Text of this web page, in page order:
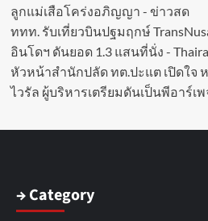
ลูกแม่เสือโคร่งอภิญญา - ข่าวสด
ททท. รับเที่ยวบินปฐมฤกษ์
อินโดฯ ดันยอด 1.3 แสนที่นั่ง -
หัวหน้าสำนักปลัด ทต.ปะแต เปิดใจ
ไวรัล ผู้บริหารเตรียมดันเป็นพีอาร์เ
→ Category